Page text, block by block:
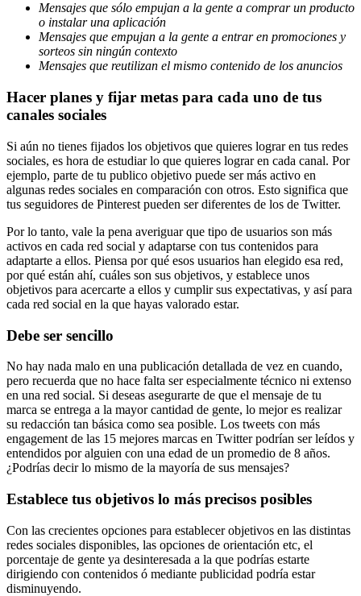
Mensajes que sólo empujan a la gente a comprar un producto
o instalar una aplicación
Mensajes que empujan a la gente a entrar en promociones y
sorteos sin ningún contexto
Mensajes que reutilizan el mismo contenido de los anuncios
Hacer planes y fijar metas para cada uno de tus
canales sociales
Si aún no tienes fijados los objetivos que quieres lograr en tus redes
sociales, es hora de estudiar lo que quieres lograr en cada canal. Por
ejemplo, parte de tu publico objetivo puede ser más activo en
algunas redes sociales en comparación con otros. Esto significa que
tus seguidores de Pinterest pueden ser diferentes de los de Twitter.
Por lo tanto, vale la pena averiguar que tipo de usuarios son más
activos en cada red social y adaptarse con tus contenidos para
adaptarte a ellos. Piensa por qué esos usuarios han elegido esa red,
por qué están ahí, cuáles son sus objetivos, y establece unos
objetivos para acercarte a ellos y cumplir sus expectativas, y así para
cada red social en la que hayas valorado estar.
Debe ser sencillo
No hay nada malo en una publicación detallada de vez en cuando,
pero recuerda que no hace falta ser especialmente técnico ni extenso
en una red social. Si deseas asegurarte de que el mensaje de tu
marca se entrega a la mayor cantidad de gente, lo mejor es realizar
su redacción tan básica como sea posible. Los tweets con más
engagement de las 15 mejores marcas en Twitter podrían ser leídos y
entendidos por alguien con una edad de un promedio de 8 años.
¿Podrías decir lo mismo de la mayoría de sus mensajes?
Establece tus objetivos lo más precisos posibles
Con las crecientes opciones para establecer objetivos en las distintas
redes sociales disponibles, las opciones de orientación etc, el
porcentaje de gente ya desinteresada a la que podrías estarte
dirigiendo con contenidos ó mediante publicidad podría estar
disminuyendo.